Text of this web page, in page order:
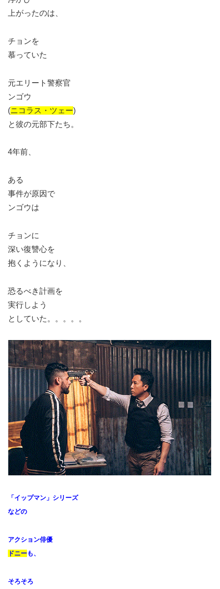
上がったのは、
チョンを
慕っていた
元エリート警察官
ンゴウ
(ニコラス・ツェー)
と彼の元部下たち。
4年前、
ある
事件が原因で
ンゴウは
チョンに
深い復讐心を
抱くようになり、
恐るべき計画を
実行しよう
としていた。。。。。
「イップマン」シリーズ
などの
アクション俳優
ドニーも、
そろそろ